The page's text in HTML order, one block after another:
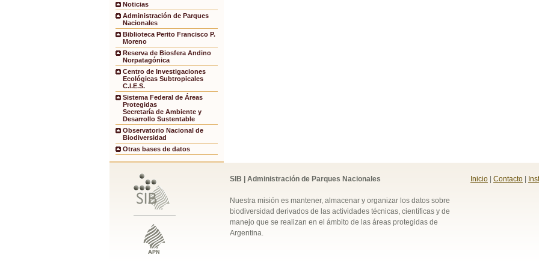
Noticias
Administración de Parques
Nacionales
Biblioteca Perito Francisco P.
Moreno
Reserva de Biosfera Andino
Norpatagónica
Centro de Investigaciones
Ecológicas Subtropicales
C.I.E.S.
Sistema Federal de Áreas
Protegidas
Secretaría de Ambiente y
Desarrollo Sustentable
Observatorio Nacional de
Biodiversidad
Otras bases de datos
SIB | Administración de Parques Nacionales
Nuestra misión es mantener, almacenar y organizar los datos sobre
biodiversidad derivados de las actividades técnicas, científicas y de
manejo que se realizan en el ámbito de las áreas protegidas de
Argentina.
Inicio Contacto